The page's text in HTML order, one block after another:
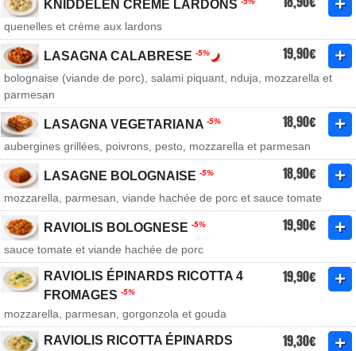
KNIDDELEN CRÈME LARDONS
quenelles et crème aux lardons
LASAGNA CALABRESE -5% 19,90€
bolognaise (viande de porc), salami piquant, nduja, mozzarella et
parmesan
LASAGNA VEGETARIANA -5% 18,90€
​aubergines grillées, poivrons, pesto, mozzarella et parmesan
LASAGNE BOLOGNAISE -5% 18,90€
mozzarella, parmesan, viande hachée de porc et sauce tomate
RAVIOLIS BOLOGNESE -5% 19,90€
sauce tomate et viande hachée de porc
RAVIOLIS ÉPINARDS RICOTTA 4
FROMAGES -5%
19,90€
mozzarella, parmesan, gorgonzola et gouda
RAVIOLIS RICOTTA ÉPINARDS
19,30€